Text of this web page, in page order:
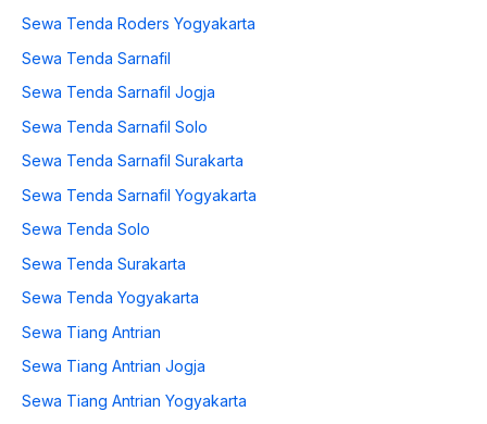
Sewa Tenda Roders Yogyakarta
Sewa Tenda Sarnafil
Sewa Tenda Sarnafil Jogja
Sewa Tenda Sarnafil Solo
Sewa Tenda Sarnafil Surakarta
Sewa Tenda Sarnafil Yogyakarta
Sewa Tenda Solo
Sewa Tenda Surakarta
Sewa Tenda Yogyakarta
Sewa Tiang Antrian
Sewa Tiang Antrian Jogja
Sewa Tiang Antrian Yogyakarta